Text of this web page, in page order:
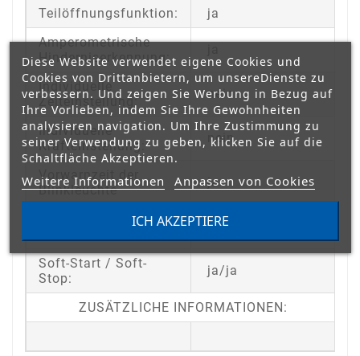
Teilöffnungsfunktion:
ja
Amperometrische
Hinderniserkennung:
Individuelle
Zeiteinstellung:
nein
Individuelle
Krafteinstellung:
nein
Vorwarnzeit der
Blinkleuchte
ja
Automatisches
ja
Soft-Start / Soft-
Stop:
ja/ja
ZUSÄTZLICHE INFORMATIONEN:
Diese Website verwendet eigene Cookies und
Cookies von Drittanbietern, um unsereDienste zu
verbessern. Und zeigen Sie Werbung in Bezug auf
Ihre Vorlieben, indem Sie Ihre Gewohnheiten
analysieren navigation. Um Ihre Zustimmung zu
seiner Verwendung zu geben, klicken Sie auf die
Schaltfläche Akzeptieren.
Weitere Informationen Anpassen von Cookies
ICH AKZEPTIERE